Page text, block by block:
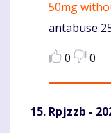
50mg
antabuse
0
0
Rpjzzb -